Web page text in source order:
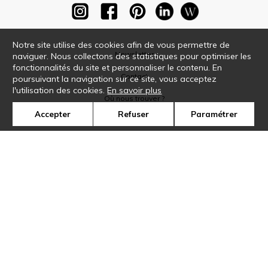
Newsletter
Contact
Où nous trouver ?
Notre site utilise des cookies afin de vous permettre de
naviguer. Nous collectons des statistiques pour optimiser les
fonctionnalités du site et personnaliser le contenu. En
poursuivant la navigation sur ce site, vous acceptez
l'utilisation des cookies.En savoir plus
Accepter Refuser Paramétrer